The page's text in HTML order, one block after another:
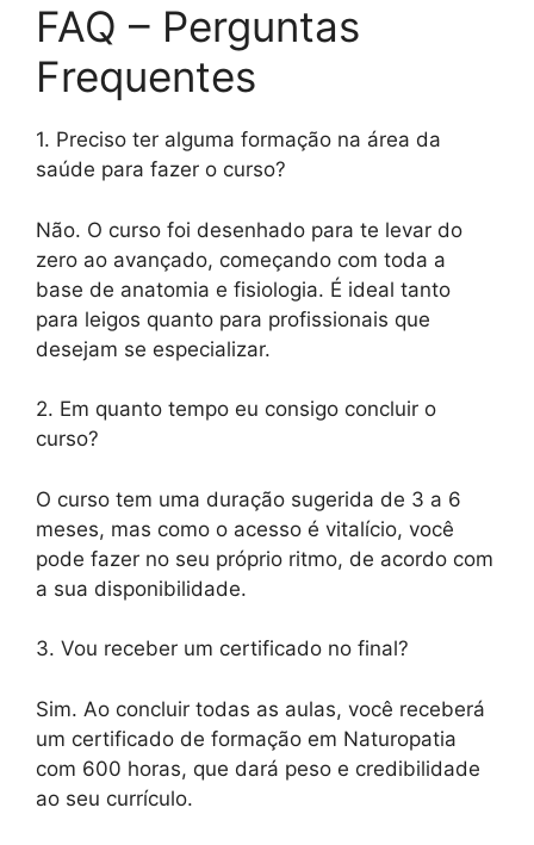
FAQ – Perguntas
Frequentes
1. Preciso ter alguma formação na área da
saúde para fazer o curso?
Não. O curso foi desenhado para te levar do
zero ao avançado, começando com toda a
base de anatomia e fisiologia. É ideal tanto
para leigos quanto para profissionais que
desejam se especializar.
2. Em quanto tempo eu consigo concluir o
curso?
O curso tem uma duração sugerida de 3 a 6
meses, mas como o acesso é vitalício, você
pode fazer no seu próprio ritmo, de acordo com
a sua disponibilidade.
3. Vou receber um certificado no final?
Sim. Ao concluir todas as aulas, você receberá
um certificado de formação em Naturopatia
com 600 horas, que dará peso e credibilidade
ao seu currículo.